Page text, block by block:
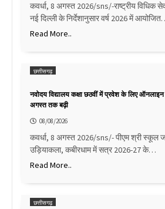
कवर्धा, 8 अगस्त 2026/sns/-राष्ट्रीय विधिक
नई दिल्ली के निर्देशानुसार वर्ष 2026 में
Read More..
छत्तीसगढ़
नवोदय विद्यालय कक्षा छठवीं में प्रवेश के लिए
अगस्त तक बढ़ी
08/08/2026
कवर्धा, 8 अगस्त 2026/sns/- पीएम श्री स्कूल
उड़ियाकला, कबीरधाम में सत्र 2026-27 के…
Read More..
छत्तीसगढ़